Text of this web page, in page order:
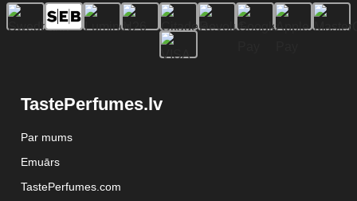
TastePerfumes.lv
Par mums
Emuārs
TastePerfumes.com